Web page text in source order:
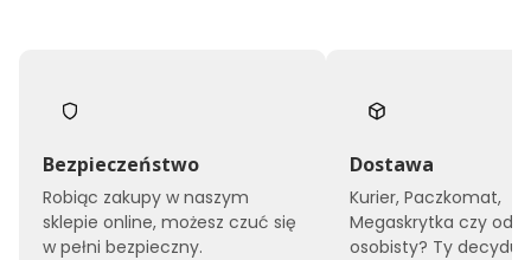
Bezpieczeństwo
Robiąc zakupy w naszym
sklepie online, możesz czuć się
w pełni bezpieczny.
Dostawa
Kurier, Paczkomat,
Megaskrytka czy
osobisty? Ty